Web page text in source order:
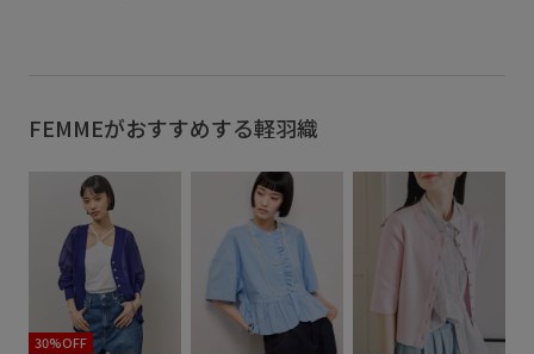
FEMMEがおすすめする軽羽織
30%OFF